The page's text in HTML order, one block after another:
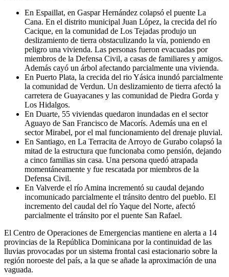
En Espaillat, en Gaspar Hernández colapsó el puente La
Cana. En el distrito municipal Juan López, la crecida del río
Cacique, en la comunidad de Los Tejadas produjo un
deslizamiento de tierra obstaculizando la vía, poniendo en
peligro una vivienda. Las personas fueron evacuadas por
miembros de la Defensa Civil, a casas de familiares y amigos.
Además cayó un árbol afectando parcialmente una vivienda.
En Puerto Plata, la crecida del rio Yásica inundó parcialmente
la comunidad de Verdun. Un deslizamiento de tierra afectó la
carretera de Guayacanes y las comunidad de Piedra Gorda y
Los Hidalgos.
En Duarte, 55 viviendas quedaron inundadas en el sector
Aguayo de San Francisco de Macorís. Además una en el
sector Mirabel, por el mal funcionamiento del drenaje pluvial.
En Santiago, en La Terracita de Arroyo de Gurabo colapsó la
mitad de la estructura que funcionaba como pensión, dejando
a cinco familias sin casa. Una persona quedó atrapada
momentáneamente y fue rescatada por miembros de la
Defensa Civil.
En Valverde el río Amina incrementó su caudal dejando
incomunicado parcialmente el tránsito dentro del pueblo. El
incremento del caudal del río Yaque del Norte, afectó
parcialmente el tránsito por el puente San Rafael.
El Centro de Operaciones de Emergencias mantiene en alerta a 14
provincias de la República Dominicana por la continuidad de las
lluvias provocadas por un sistema frontal casi estacionario sobre la
región noroeste del país, a la que se añade la aproximación de una
vaguada.